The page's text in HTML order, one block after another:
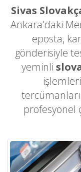
Sivas
Ankara'daki
eposta,
gönderisiyle
yeminli
profesyonel